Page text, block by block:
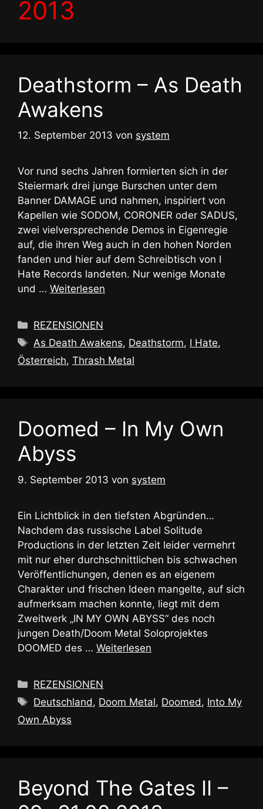
2013
Deathstorm – As Death
Awakens
12. September 2013 von system
Vor rund sechs Jahren formierten sich in der
Steiermark drei junge Burschen unter dem
Banner DAMAGE und nahmen, inspiriert von
Kapellen wie SODOM, CORONER oder SADUS,
zwei vielversprechende Demos in Eigenregie
auf, die ihren Weg auch in den hohen Norden
fanden und hier auf dem Schreibtisch von I
Hate Records landeten. Nur wenige Monate
und … Weiterlesen
Kategorien
REZENSIONEN
Schlagwörter
As Death Awakens, Deathstorm, I Hate,
Österreich, Thrash Metal
Doomed – In My Own
Abyss
9. September 2013 von system
Ein Lichtblick in den tiefsten Abgründen…
Nachdem das russische Label Solitude
Productions in der letzten Zeit leider vermehrt
mit nur eher durchschnittlichen bis schwachen
Veröffentlichungen, denen es an eigenem
Charakter und frischen Ideen mangelte, auf sich
aufmerksam machen konnte, liegt mit dem
Zweitwerk „IN MY OWN ABYSS“ des noch
jungen Death/Doom Metal Soloprojektes
DOOMED des … Weiterlesen
Kategorien
REZENSIONEN
Schlagwörter
Deutschland, Doom Metal, Doomed, Into My
Own Abyss
Beyond The Gates II –